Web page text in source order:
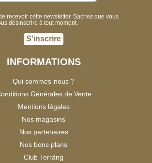
recevoir cette newsletter. Sachez que vous
désinscrire à tout moment.
S'inscrire
INFORMATIONS
Qui sommes-nous ?
Générales de Vente
Mentions légales
Nos magasins
Nos partenaires
Nos bons plans
Club Terräng